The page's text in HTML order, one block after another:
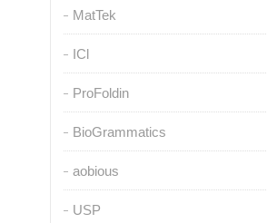
MatTek
ICl
ProFoldin
BioGrammatics
aobious
USP